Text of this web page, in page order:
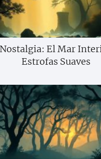
El Mar
Estrofas Suaves